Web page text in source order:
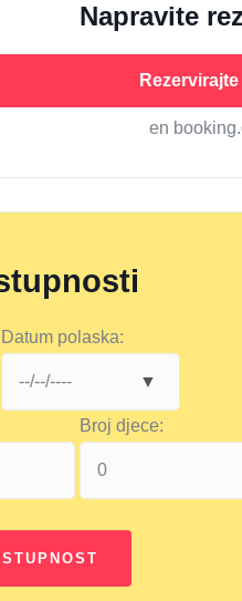
Napravite
en
Datum polaska:
Broj djece: